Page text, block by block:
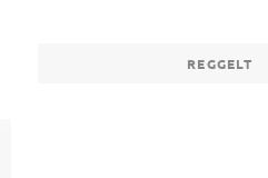
REGGELT